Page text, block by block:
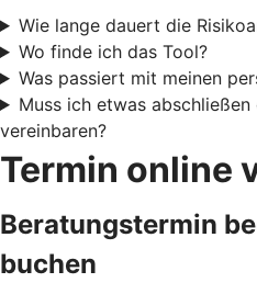
Wie lange dauert die
Wo finde ich das Tool?
Was passiert mit meinen
Muss ich etwas
vereinbaren?
Termin online
Beratungstermin
buchen